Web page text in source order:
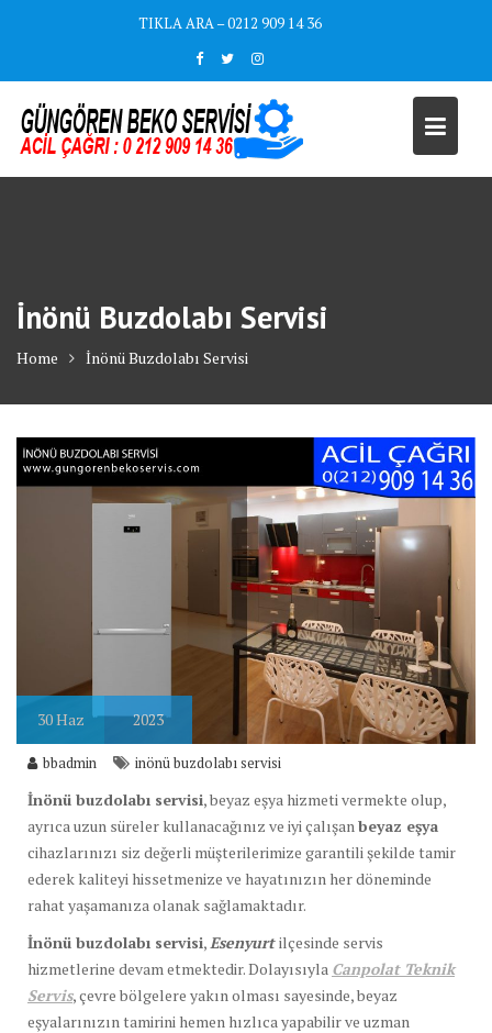
TIKLA ARA – 0212 909 14 36
İnönü Buzdolabı Servisi
Home İnönü Buzdolabı Servisi
30Haz 2023
bbadmin inönü buzdolabı servisi
İnönü buzdolabı servisi, beyaz eşya hizmeti vermekte olup,
ayrıca uzun süreler kullanacağınız ve iyi çalışan beyaz eşya
cihazlarınızı siz değerli müşterilerimize garantili şekilde tamir
ederek kaliteyi hissetmenize ve hayatınızın her döneminde
rahat yaşamanıza olanak sağlamaktadır.
İnönü buzdolabı servisi, Esenyurtilçesinde servis
hizmetlerine devam etmektedir. Dolayısıyla Canpolat Teknik
Servis, çevre bölgelere yakın olması sayesinde, beyaz
eşyalarınızın tamirini hemen hızlıca yapabilir ve uzman